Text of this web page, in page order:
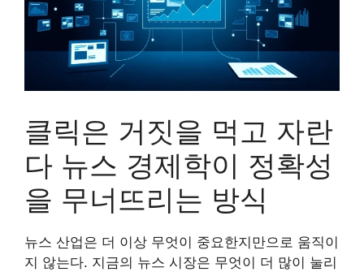
클릭은 거짓을 먹고 자란
다 뉴스 경제학이 정확성
을 무너뜨리는 방식
뉴스 산업은 더 이상 무엇이 중요한지만으로 움직이
지 않는다. 지금의 뉴스 시장은 무엇이 더 많이 눌리